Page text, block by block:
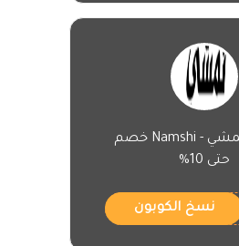
الكوبون نمشي - Namshi خصم
حتى 10%
نسخ الكوبون